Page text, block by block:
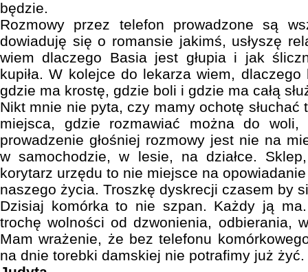
będzie.
Rozmowy przez telefon prowadzone są
dowiaduję się o romansie jakimś, usłyszę
wiem dlaczego Basia jest głupia i jak
kupiła. W kolejce do lekarza wiem,
gdzie ma krostę, gdzie boli i gdzie ma całą
Nikt mnie nie pyta, czy mamy ochotę słuchać
miejsca, gdzie rozmawiać można do
prowadzenie głośniej rozmowy jest nie na
w samochodzie, w lesie, na działce.
korytarz urzędu to nie miejsce na
naszego życia. Troszkę dyskrecji czasem by
Dzisiaj komórka to nie szpan. Każdy ją
trochę wolności od dzwonienia, odbierania,
Mam wrażenie, że bez telefonu
na dnie torebki damskiej nie potrafimy już żyć.